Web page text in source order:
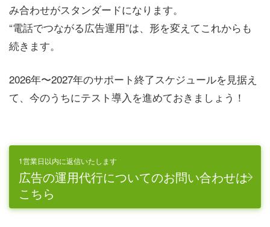
み合わせがスタンダードになります。
“電話でつながる広告運用”は、形を変えてこれからも
続きます。
2026年〜2027年のサポート終了スケジュールを見据え
て、今のうちにテスト導入を進めておきましょう！
1営業日以内に返信いたします
広告の運用代行についてのお問い合わせは
こちら